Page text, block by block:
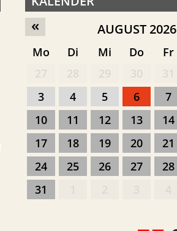
« AUGUST 2026
Mo Di Mi Do Fr
3
4 5 6 7
10
11 12 13 14
17
18 19 20 21
24
25 26 27 28
31